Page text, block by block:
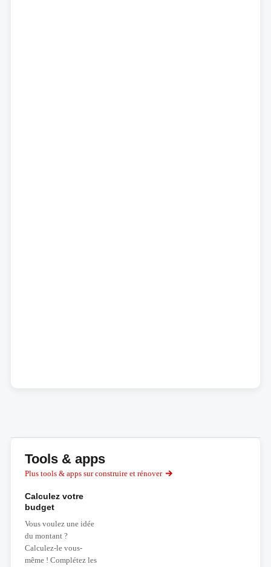
Tools & apps
Plus tools & apps sur construire et rénover
Calculez votre
budget
Vous voulez une idée
du montant ?
Calculez-le vous-
même ! Complétez les